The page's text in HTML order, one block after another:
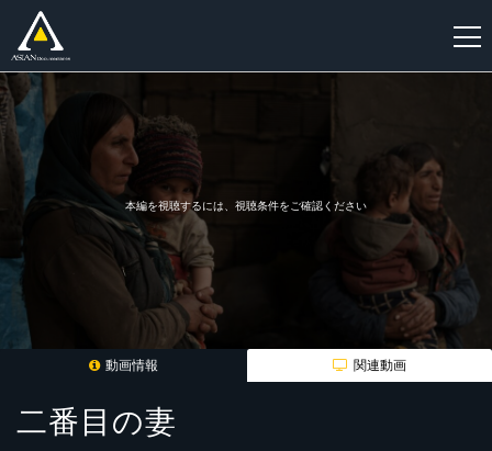
本編を視聴するには、視聴条件をご確認ください
動画情報 関連動画
二番目の妻